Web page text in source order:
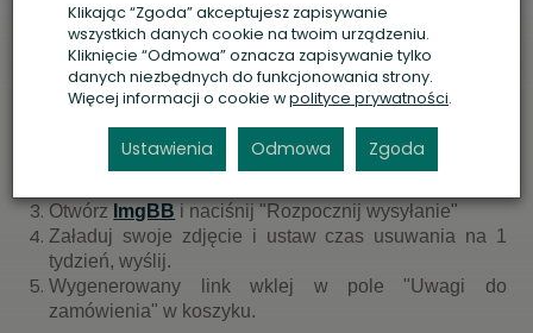
Jak dorobić klucz?
Wybierz w polu "Ilość kluczy" preferowaną liczbę
Wykonaj zdjęcie cylindra zamka lub klucza z nabitym
Otwórz ImgBB i naciśnij "Rozpocznij wysyłanie"
Załaduj swoje zdjęcie i ustaw czas usuwania na 1
tydzień, wyślij.
Wygenerowany link wklej w pole "Uwagi do
zamówienia" w koszyku.
Klikając “Zgoda” akceptujesz zapisywanie
wszystkich danych cookie na twoim urządzeniu.
Kliknięcie “Odmowa” oznacza zapisywanie tylko
danych niezbędnych do funkcjonowania strony.
Więcej informacji o cookie wpolityce prywatności.
Ustawienia Odmowa Zgoda